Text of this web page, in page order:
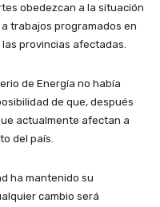
obedezcan a la situación
trabajos programados en
provincias afectadas.
de Energía no había
de que, después
actualmente afectan a
del país.
ha mantenido su
cambio será